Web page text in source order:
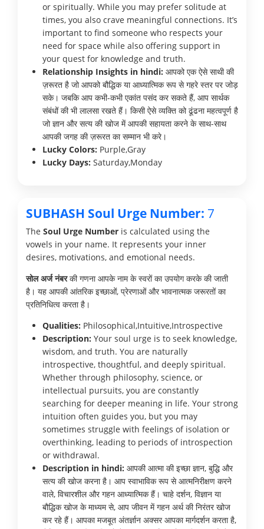
or spiritually. While you may prefer solitude at
times, you also crave meaningful connections. It’s
important to find someone who respects your
need for space while also offering support in
your quest for knowledge and truth.
Relationship Insights in hindi: आपको एक ऐसे साथी की
ज़रूरत है जो आपको बौद्धिक या आध्यात्मिक रूप से गहरे स्तर पर जोड़
सके। जबकि आप कभी-कभी एकांत पसंद कर सकते हैं, आप सार्थक
संबंधों की भी लालसा रखते हैं। किसी ऐसे व्यक्ति को ढूंढना महत्वपूर्ण है
जो ज्ञान और सत्य की खोज में आपकी सहायता करने के साथ-साथ
आपकी जगह की ज़रूरत का सम्मान भी करे।
Lucky Colors: Purple,Gray
Lucky Days: Saturday,Monday
SUBHASH Soul Urge Number: 7
The Soul Urge Number is calculated using the
vowels in your name. It represents your inner
desires, motivations, and emotional needs.
सोल अर्ज नंबरकी गणना आपके नाम के स्वरों का उपयोग करके की जाती
है। यह आपकी आंतरिक इच्छाओं, प्रेरणाओं और भावनात्मक जरूरतों का
प्रतिनिधित्व करता है।
Qualities: Philosophical,Intuitive,Introspective
Description: Your soul urge is to seek knowledge,
wisdom, and truth. You are naturally
introspective, thoughtful, and deeply spiritual.
Whether through philosophy, science, or
intellectual pursuits, you are constantly
searching for deeper meaning in life. Your strong
intuition often guides you, but you may
sometimes struggle with feelings of isolation or
overthinking, leading to periods of introspection
or withdrawal.
Description in hindi: आपकी आत्मा की इच्छा ज्ञान, बुद्धि और
सत्य की खोज करना है। आप स्वाभाविक रूप से आत्मनिरीक्षण करने
वाले, विचारशील और गहन आध्यात्मिक हैं। चाहे दर्शन, विज्ञान या
बौद्धिक खोज के माध्यम से, आप जीवन में गहन अर्थ की निरंतर खोज
कर रहे हैं। आपका मजबूत अंतर्ज्ञान अक्सर आपका मार्गदर्शन करता है,